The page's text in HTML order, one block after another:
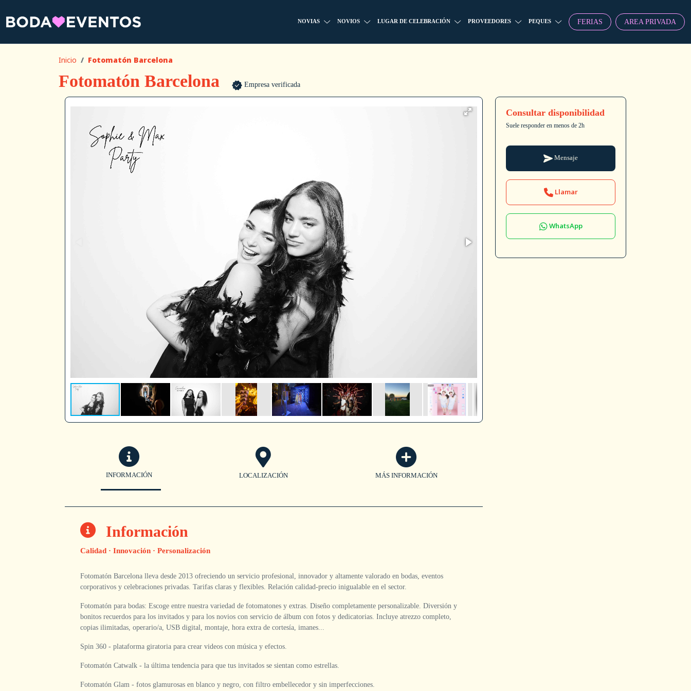
NOVIAS NOVIOS LUGAR DE CELEBRACIÓN PROVEEDORES PEQUES FERIAS AREA PRIVADA
Inicio Fotomatón Barcelona
Fotomatón Barcelona Empresa verificada
Consultar disponibilidad
Suele responder en menos de 2h
Mensaje
Llamar
WhatsApp
INFORMACIÓN LOCALIZACIÓN MÁS INFORMACIÓN
Información
Calidad · Innovación · Personalización
Fotomatón Barcelona lleva desde 2013 ofreciendo un servicio profesional, innovador y altamente valorado en bodas, eventos
corporativos y celebraciones privadas. Tarifas claras y flexibles. Relación calidad-precio inigualable en el sector.
Fotomatón para bodas: Escoge entre nuestra variedad de fotomatones y extras. Diseño completamente personalizable. Diversión y
bonitos recuerdos para los invitados y para los novios con servicio de álbum con fotos y dedicatorias. Incluye atrezzo completo,
copias ilimitadas, operario/a, USB digital, montaje, hora extra de cortesía, imanes...
Spin 360 - plataforma giratoria para crear videos con música y efectos.
Fotomatón Catwalk - la última tendencia para que tus invitados se sientan como estrellas.
Fotomatón Glam - fotos glamurosas en blanco y negro, con filtro embellecedor y sin imperfecciones.